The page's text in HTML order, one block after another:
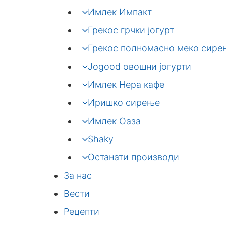
Имлек Импакт
Грекос грчки јогурт
Грекос полномасно меко
Jogood овошни јогурти
Имлек Нера кафе
Иришко сирење
Имлек Оаза
Shaky
Останати производи
За нас
Вести
Рецепти